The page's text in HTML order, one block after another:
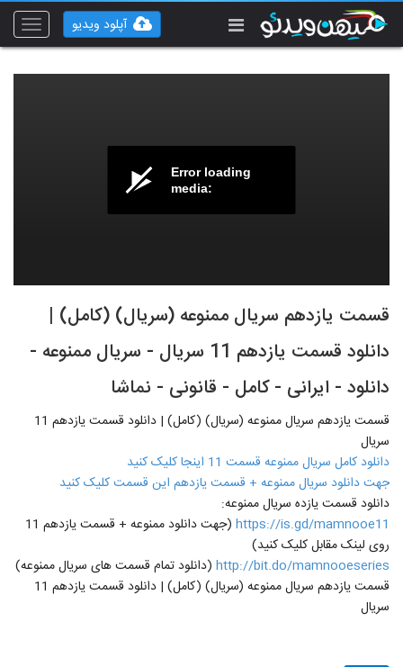
Toggle
آپلود ویدیو
Error loading
media:
قسمت یازدهم سریال ممنوعه (سریال) (کامل) |
دانلود قسمت یازدهم 11 سریال - سریال ممنوعه -
دانلود - ایرانی - کامل - قانونی - نماشا
قسمت یازدهم سریال ممنوعه (سریال) (کامل) | دانلود قسمت یازدهم 11
سریال
دانلود کامل سریال ممنوعه قسمت 11 اینجا کلیک کنید
جهت دانلود سریال ممنوعه + قسمت یازدهم این قسمت کلیک کنید
دانلود قسمت یازده سریال ممنوعه:
https://is.gd/mamnooe11
(جهت دانلود ممنوعه + قسمت یازدهم 11
روی لینک مقابل کلیک کنید)
http://bit.do/mamnooeseries (دانلود تمام قسمت های سریال ممنوعه)
قسمت یازدهم سریال ممنوعه (سریال) (کامل) | دانلود قسمت یازدهم 11
سریال